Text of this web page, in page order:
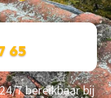
65
7 bereikbaar bij